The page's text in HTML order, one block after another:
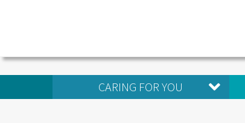
CARING FOR YOU